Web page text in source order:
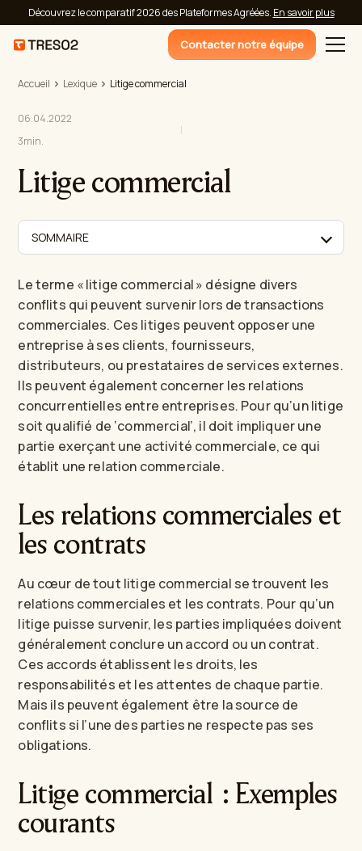
Découvrez le comparatif 2026 des Plateformes Agréées. En savoir plus
Contacter notre équipe
Accueil Lexique Litige commercial
06.04.2022
3min.
Litige commercial
SOMMAIRE
Le terme « litige commercial » désigne divers
conflits qui peuvent survenir lors de transactions
commerciales. Ces litiges peuvent opposer une
entreprise à ses clients, fournisseurs,
distributeurs, ou prestataires de services externes.
Ils peuvent également concerner les relations
concurrentielles entre entreprises. Pour qu’un litige
soit qualifié de ‘commercial’, il doit impliquer une
partie exerçant une activité commerciale, ce qui
établit une relation commerciale.
Les relations commerciales et
les contrats
Au cœur de tout litige commercial se trouvent les
relations commerciales et les contrats. Pour qu’un
litige puisse survenir, les parties impliquées doivent
généralement conclure un accord ou un contrat.
Ces accords établissent les droits, les
responsabilités et les attentes de chaque partie.
Mais ils peuvent également être la source de
conflits si l’une des parties ne respecte pas ses
obligations.
Litige commercial : Exemples
courants